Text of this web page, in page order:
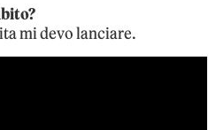
mi devo lanciare.